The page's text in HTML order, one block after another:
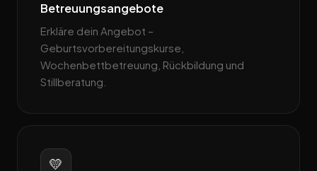
Betreuungsangebote
Erkläre dein Angebot –
Geburtsvorbereitungskurse,
Wochenbettbetreuung, Rückbildung und
Stillberatung.
💛